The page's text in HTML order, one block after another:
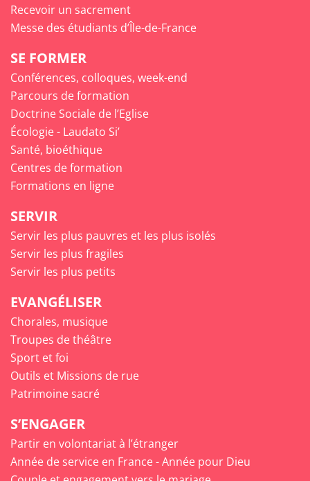
Recevoir un sacrement
Messe des étudiants d’Île-de-France
SE FORMER
Conférences, colloques, week-end
Parcours de formation
Doctrine Sociale de l’Eglise
Écologie - Laudato Si’
Santé, bioéthique
Centres de formation
Formations en ligne
SERVIR
Servir les plus pauvres et les plus isolés
Servir les plus fragiles
Servir les plus petits
EVANGÉLISER
Chorales, musique
Troupes de théâtre
Sport et foi
Outils et Missions de rue
Patrimoine sacré
S’ENGAGER
Partir en volontariat à l’étranger
Année de service en France - Année pour Dieu